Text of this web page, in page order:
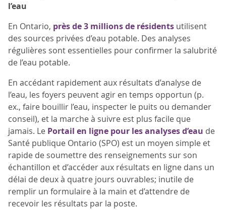
l’eau
En Ontario, près de 3 millions de résidents utilisent
des sources privées d’eau potable. Des analyses
régulières sont essentielles pour confirmer la salubrité
de l’eau potable.
En accédant rapidement aux résultats d’analyse de
l’eau, les foyers peuvent agir en temps opportun (p.
ex., faire bouillir l’eau, inspecter le puits ou demander
conseil), et la marche à suivre est plus facile que
jamais. Le Portail en ligne pour les analyses d’eau de
Santé publique Ontario (SPO) est un moyen simple et
rapide de soumettre des renseignements sur son
échantillon et d’accéder aux résultats en ligne dans un
délai de deux à quatre jours ouvrables; inutile de
remplir un formulaire à la main et d’attendre de
recevoir les résultats par la poste.